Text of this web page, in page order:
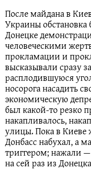
После майдана в
Украины
Донецке
человеческими
прокламации и
высказывали сразу
расплодившуюся
носорога насадить
экономическую
был какой-то резко
накапливалось,
улицы. Пока в Киеве
Донбасс набухал, а
триггером; нажали
на сей раз из